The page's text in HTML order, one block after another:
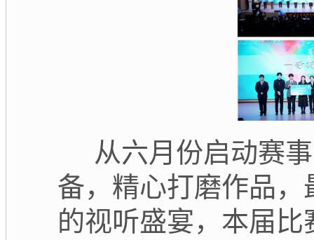
从六月份启动赛
备，精心打磨作品
的视听盛宴，本届